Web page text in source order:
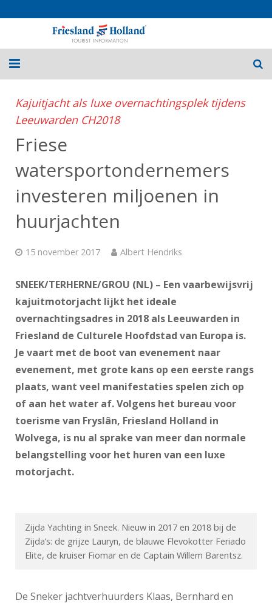
Routes
Fietsvakanties
Over Friesland
Nieuws
Kajuitjacht als luxe overnachtingsplek tijdens
Leeuwarden CH2018
Friese
watersportondernemers
investeren miljoenen in
huurjachten
15 november 2017 Albert Hendriks
SNEEK/TERHERNE/GROU (NL) – Een vaarbewijsvrij
kajuitmotorjacht lijkt het ideale
overnachtingsadres in 2018 als Leeuwarden in
Friesland de Culturele Hoofdstad van Europa is.
Je vaart met de boot van evenement naar
evenement, met grote kans op een eerste rangs
plaats, want veel manifestaties spelen zich op
of aan het water af. Volgens het bureau voor
toerisme van Fryslân, Friesland Holland in
Wolvega, is nu al sprake van meer dan normale
belangstelling voor het huren van een luxe
motorjacht.
Zijda Yachting in Sneek. Nieuw in 2017 en 2018 bij de
Zijda’s: de grijze Lauryn, de blauwe Flevokotter Feriado
Elite, de kruiser Fiomar en de Captain Willem Barentsz.
De Sneker jachtverhuurders Klaas, Bernhard en